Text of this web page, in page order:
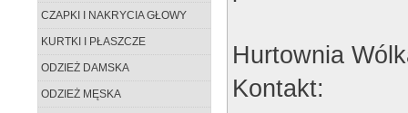
CZAPKI I NAKRYCIA GŁOWY
KURTKI I PŁASZCZE
ODZIEŻ DAMSKA
ODZIEŻ MĘSKA
Hurtownia
Kontakt: